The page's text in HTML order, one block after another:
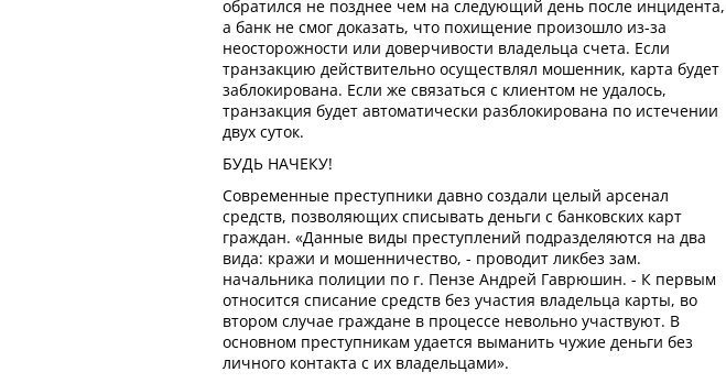
обратился не позднее чем на следующий день после инцидента,
а банк не смог доказать, что похищение произошло из-за
неосторожности или доверчивости владельца счета. Если
транзакцию действительно осуществлял мошенник, карта будет
заблокирована. Если же связаться с клиентом не удалось,
транзакция будет автоматически разблокирована по истечении
двух суток.
БУДЬ НАЧЕКУ!
Современные преступники давно создали целый арсенал
средств, позволяющих списывать деньги с банковских карт
граждан. «Данные виды преступлений подразделяются на два
вида: кражи и мошенничество, - проводит ликбез зам.
начальника полиции по г. Пензе Андрей Гаврюшин. - К первым
относится списание средств без участия владельца карты, во
втором случае граждане в процессе невольно участвуют. В
основном преступникам удается выманить чужие деньги без
личного контакта с их владельцами».